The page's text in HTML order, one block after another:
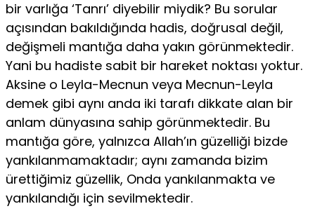
bir varlığa ‘Tanrı’ di­yebilir miydik? Bu sorular
açısından bakıldığında hadis, doğrusal değil,
değişmeli mantığa daha yakın görünmektedir.
Yani bu hadiste sabit bir hareket noktası yoktur.
Aksine o Leyla-Mecnun veya Mecnun-Leyla
demek gibi aynı anda iki tarafı dikkate alan bir
anlam dünyasına sa­hip görünmektedir. Bu
mantığa göre, yalnızca Allah’ın güzelliği bizde
yankılanmamaktadır; aynı zamanda bizim
ürettiğimiz güzellik, Onda yankılanmakta ve
yankılandığı için sevilmektedir.